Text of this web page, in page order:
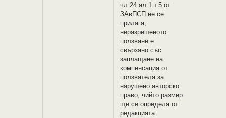
чл.24 ал.1 т.5 от
ЗАвПСП не се
прилага;
неразрешеното
ползване е
свързано със
заплащане на
компенсация от
ползвателя за
нарушено авторско
право, чийто размер
ще се определя от
редакцията.